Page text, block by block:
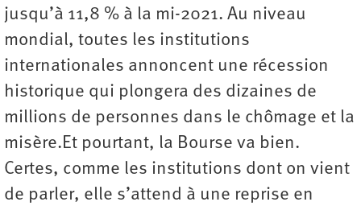
jusqu’à 11,8 % à la mi-2021. Au niveau
mondial, toutes les institutions
internationales annoncent une récession
historique qui plongera des dizaines de
millions de personnes dans le chômage et la
misère.Et pourtant, la Bourse va bien.
Certes, comme les institutions dont on vient
de parler, elle s’attend à une reprise en